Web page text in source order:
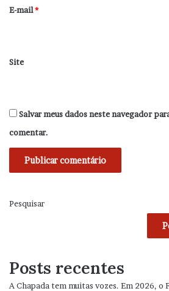
*
E-mail*
Site
Salvar meus dados neste navegador
comentar.
Pesquisar
Posts recentes
A Chapada tem muitas vozes. Em 2026, o